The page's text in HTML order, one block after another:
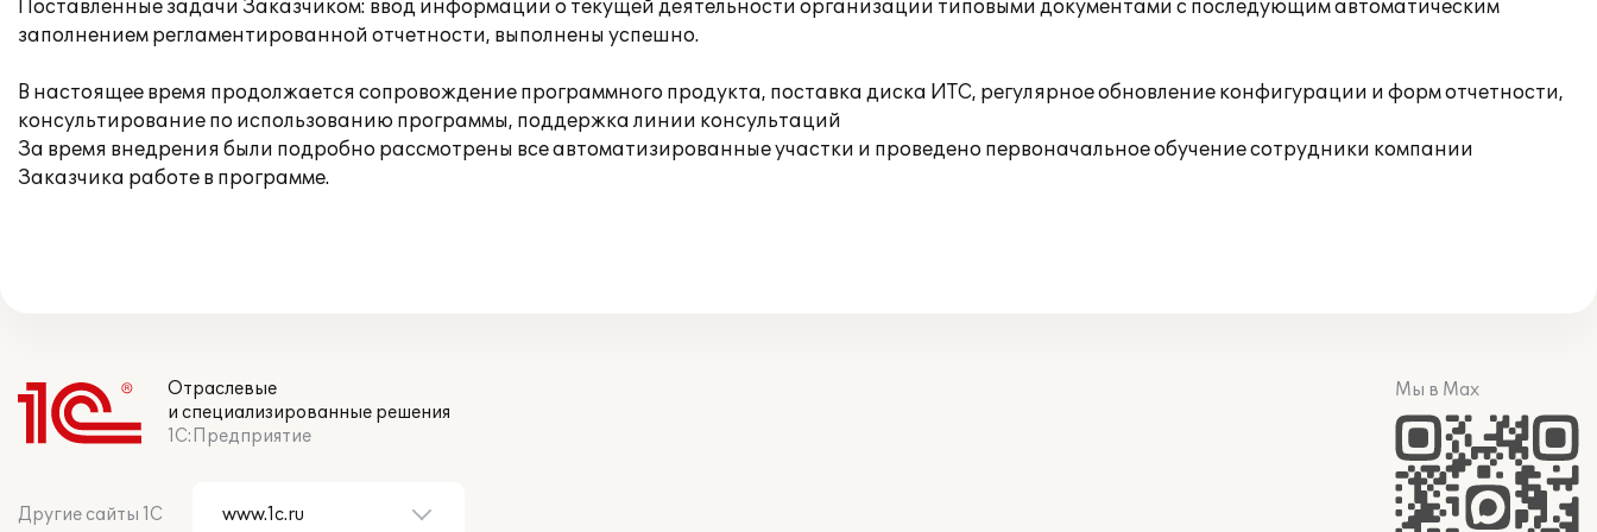
Поставленные задачи Заказчиком: ввод информации о текущей деятельности организации типовыми документами с последующим автоматическим
заполнением регламентированной отчетности, выполнены успешно.
В настоящее время продолжается сопровождение программного продукта, поставка диска ИТС, регулярное обновление конфигурации и форм отчетности,
консультирование по использованию программы, поддержка линии консультаций
За время внедрения были подробно рассмотрены все автоматизированные участки и проведено первоначальное обучение сотрудники компании
Заказчика работе в программе.
Отраслевые
и специализированные решения
1С:Предприятие
Другие сайты 1С
Мы в Max